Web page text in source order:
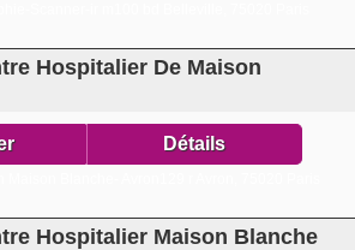
Hospitalier De Maison
Détails
Hospitalier Maison Blanche